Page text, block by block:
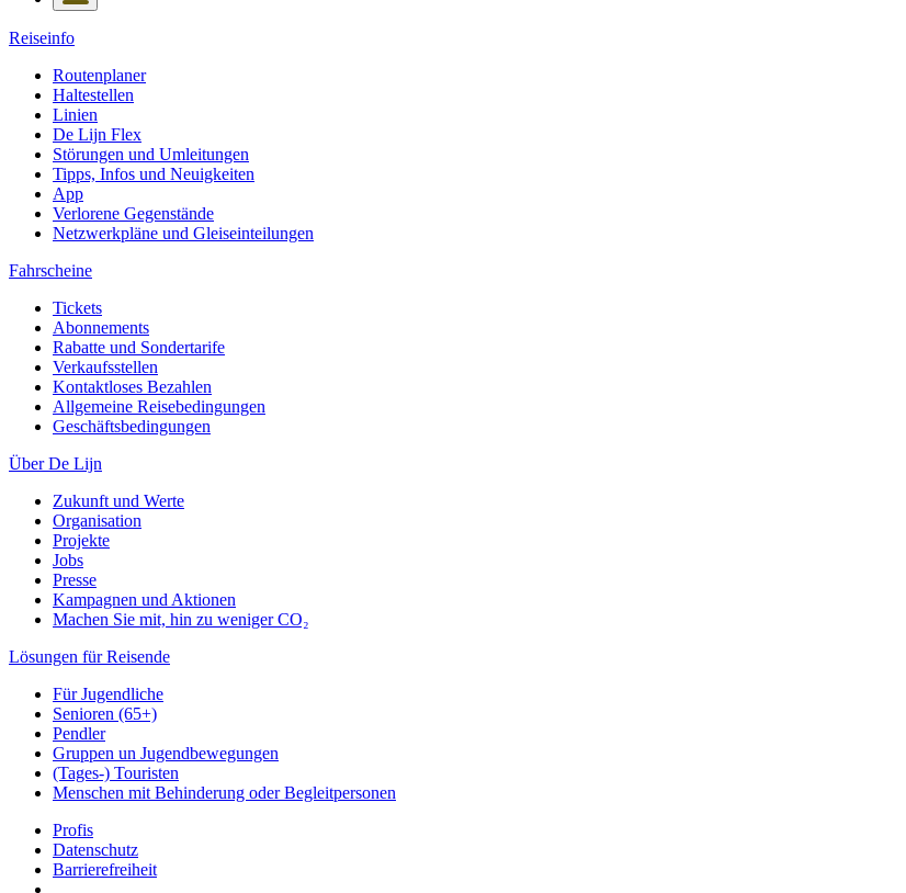
Reiseinfo
Routenplaner
Haltestellen
Linien
De Lijn Flex
Störungen und Umleitungen
Tipps, Infos und Neuigkeiten
App
Verlorene Gegenstände
Netzwerkpläne und Gleiseinteilungen
Fahrscheine
Tickets
Abonnements
Rabatte und Sondertarife
Verkaufsstellen
Kontaktloses Bezahlen
Allgemeine Reisebedingungen
Geschäftsbedingungen
Über De Lijn
Zukunft und Werte
Organisation
Projekte
Jobs
Presse
Kampagnen und Aktionen
Machen Sie mit, hin zu weniger CO₂
Lösungen für Reisende
Für Jugendliche
Senioren (65+)
Pendler
Gruppen un Jugendbewegungen
(Tages-) Touristen
Menschen mit Behinderung oder Begleitpersonen
Profis
Datenschutz
Barrierefreiheit